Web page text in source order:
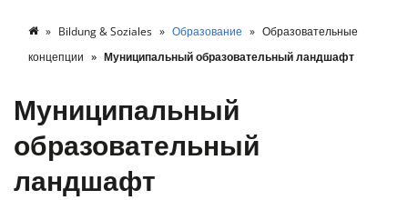
Bildung & Soziales Образование
Образовательные
концепции
Муниципальный образовательный ландшафт
Муниципальный
образовательный
ландшафт